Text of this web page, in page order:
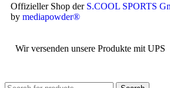
Offizieller Shop der S.COOL SPORTS
by mediapowder®
Wir versenden unsere Produkte mit UPS